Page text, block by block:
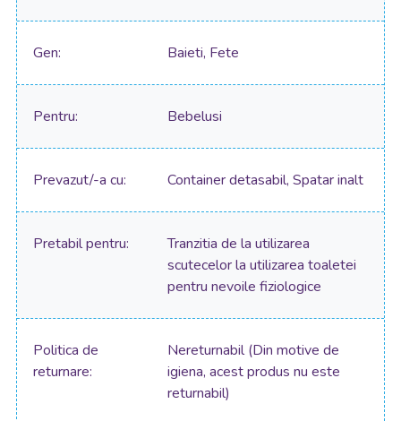
Gen Baieti, Fete
Pentru Bebelusi
Prevazut/-a cu Container detasabil, Spatar inalt
Pretabil pentru
Tranzitia de la utilizarea
scutecelor la utilizarea toaletei
pentru nevoile fiziologice
Politica de
returnare
Nereturnabil (Din motive de
igiena, acest produs nu este
returnabil)